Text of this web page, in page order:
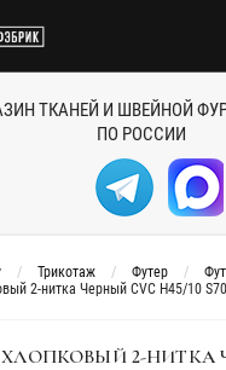
ТКАНЕЙ И ШВЕЙНОЙ
ПО РОССИИ
Трикотаж Футер
2-нитка Черный CVC Н45/10
ХЛОПКОВЫЙ 2-НИТКА